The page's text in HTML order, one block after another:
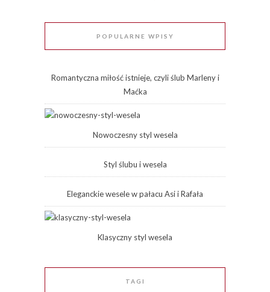
POPULARNE WPISY
Romantyczna miłość istnieje, czyli ślub Marleny i
Maćka
Nowoczesny styl wesela
Styl ślubu i wesela
Eleganckie wesele w pałacu Asi i Rafała
Klasyczny styl wesela
TAGI